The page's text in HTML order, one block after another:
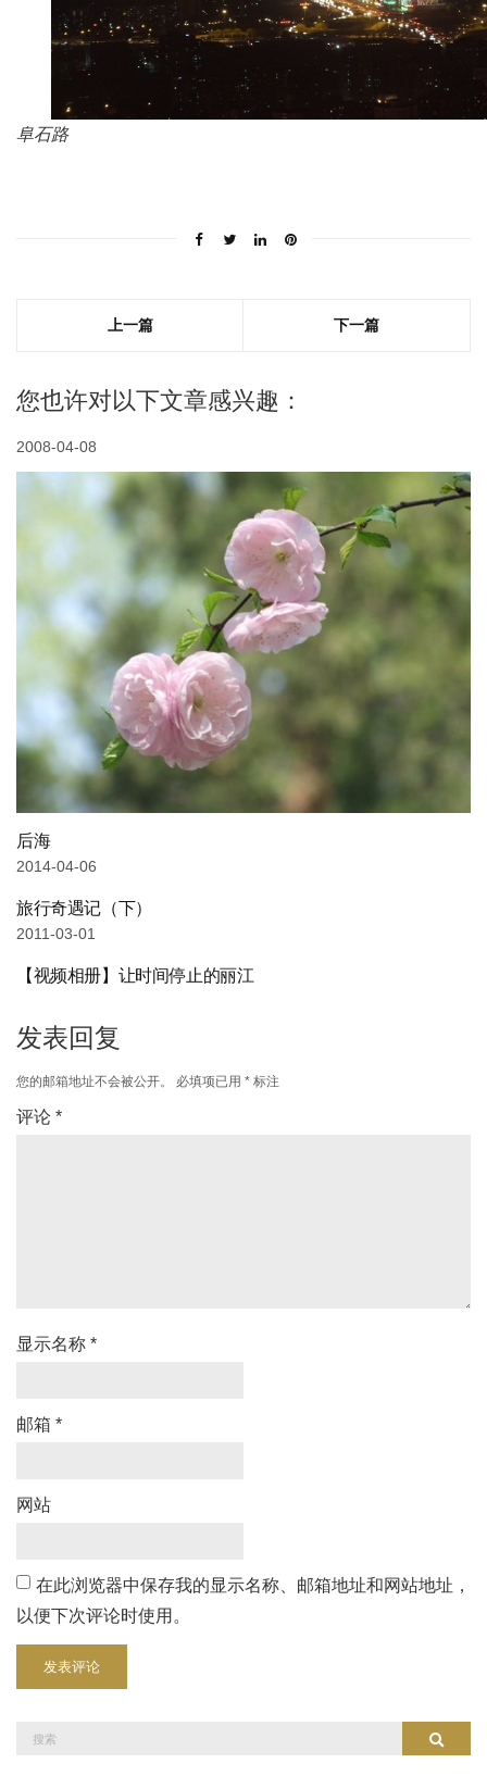
阜石路
上一篇 下一篇
您也许对以下文章感兴趣：
2008-04-08
后海
2014-04-06
旅行奇遇记（下）
2011-03-01
【视频相册】让时间停止的丽江
发表回复
您的邮箱地址不会被公开。 必填项已用 * 标注
评论 *
显示名称 *
邮箱 *
网站
在此浏览器中保存我的显示名称、邮箱地址和网站地址，
以便下次评论时使用。
搜索